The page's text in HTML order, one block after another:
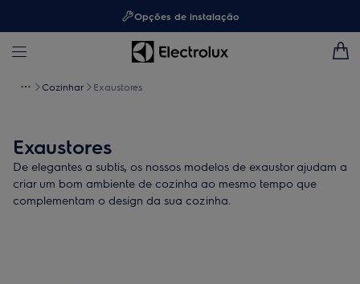
Opções de instalação
Cozinhar Exaustores
Exaustores
De elegantes a subtis, os nossos modelos de exaustor ajudam a
criar um bom ambiente de cozinha ao mesmo tempo que
complementam o design da sua cozinha.